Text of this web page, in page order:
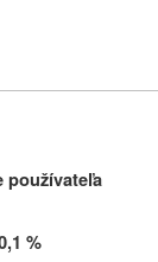
používateľa
%